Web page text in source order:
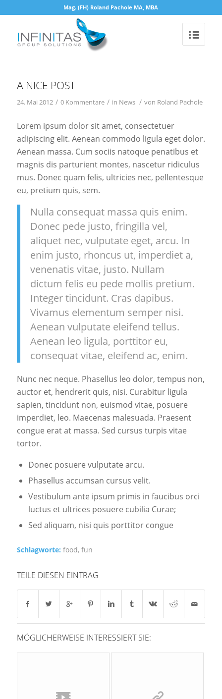
Mag. (FH) Roland Pachole MA, MBA
A NICE POST
24. Mai 2012 / 0 Kommentare / in News / von Roland Pachole
Lorem ipsum dolor sit amet, consectetuer
adipiscing elit. Aenean commodo ligula eget dolor.
Aenean massa. Cum sociis natoque penatibus et
magnis dis parturient montes, nascetur ridiculus
mus. Donec quam felis, ultricies nec, pellentesque
eu, pretium quis, sem.
Nulla consequat massa quis enim.
Donec pede justo, fringilla vel,
aliquet nec, vulputate eget, arcu. In
enim justo, rhoncus ut, imperdiet a,
venenatis vitae, justo. Nullam
dictum felis eu pede mollis pretium.
Integer tincidunt. Cras dapibus.
Vivamus elementum semper nisi.
Aenean vulputate eleifend tellus.
Aenean leo ligula, porttitor eu,
consequat vitae, eleifend ac, enim.
Nunc nec neque. Phasellus leo dolor, tempus non,
auctor et, hendrerit quis, nisi. Curabitur ligula
sapien, tincidunt non, euismod vitae, posuere
imperdiet, leo. Maecenas malesuada. Praesent
congue erat at massa. Sed cursus turpis vitae
tortor.
Donec posuere vulputate arcu.
Phasellus accumsan cursus velit.
Vestibulum ante ipsum primis in faucibus orci
luctus et ultrices posuere cubilia Curae;
Sed aliquam, nisi quis porttitor congue
Schlagworte: food, fun
TEILE DIESEN EINTRAG
MÖGLICHERWEISE INTERESSIERT SIE: